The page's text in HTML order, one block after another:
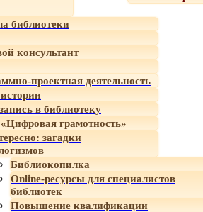
библиотеки
консультант
проектная деятельность
в библиотеку
грамотность»
загадки
Библиокопилка
Online-ресурсы для специалистов
библиотек
Повышение квалификации